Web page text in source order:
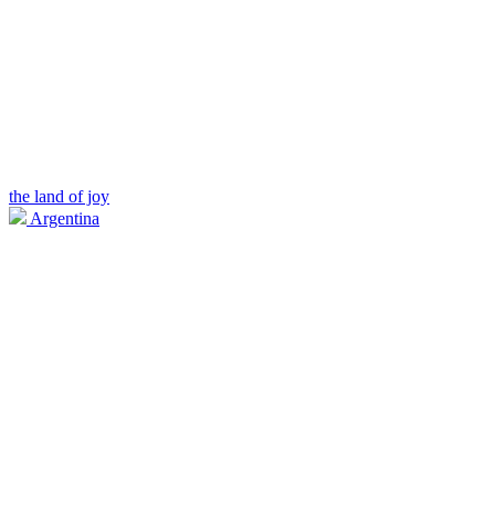
the land of joy
Argentina